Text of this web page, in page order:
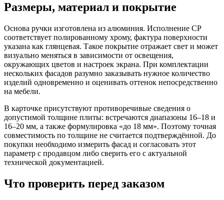
Размеры, материал и покрытие
Основа ручки изготовлена из алюминия. Исполнение CP
соответствует полированному хрому, фактура поверхности
указана как глянцевая. Такое покрытие отражает свет и может
визуально меняться в зависимости от освещения,
окружающих цветов и настроек экрана. При комплектации
нескольких фасадов разумно заказывать нужное количество
изделий одновременно и оценивать оттенок непосредственно
на мебели.
В карточке присутствуют противоречивые сведения о
допустимой толщине плиты: встречаются диапазоны 16–18 и
16–20 мм, а также формулировка «до 18 мм». Поэтому точная
совместимость по толщине не считается подтверждённой. До
покупки необходимо измерить фасад и согласовать этот
параметр с продавцом либо сверить его с актуальной
технической документацией.
Что проверить перед заказом